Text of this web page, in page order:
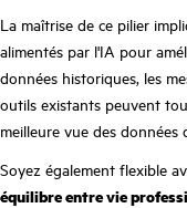
La maîtrise de ce pilier
alimentés par l'IA pour
données historiques, les
outils existants peuvent
meilleure vue des données
Soyez également flexible
équilibre entre vie